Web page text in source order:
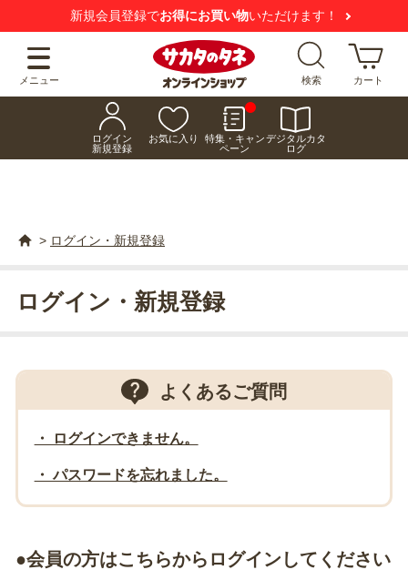
新規会員登録でお得にお買い物いただけます！
メニュー 検索 カート
ログイン
新規登録
お気に入り
特集・キャン
ペーン
デジタルカタ
ログ
> ログイン・新規登録
ログイン・新規登録
よくあるご質問
・ ログインできません。
・ パスワードを忘れました。
●会員の方はこちらからログインしてください